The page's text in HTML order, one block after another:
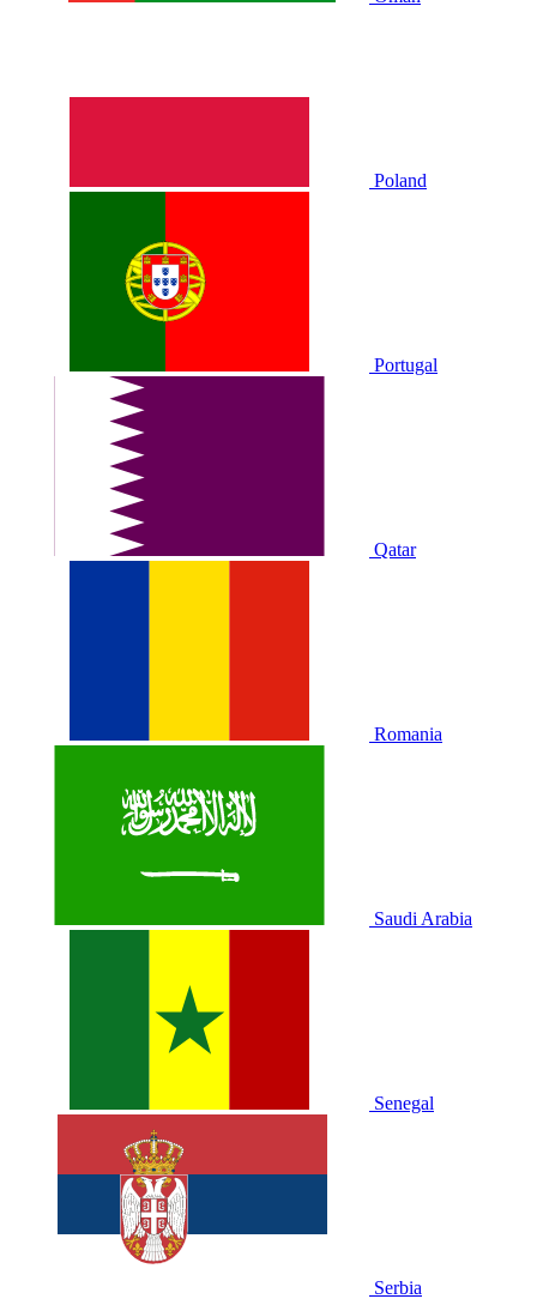
Poland
Portugal
Qatar
Romania
Saudi Arabia
Senegal
Serbia